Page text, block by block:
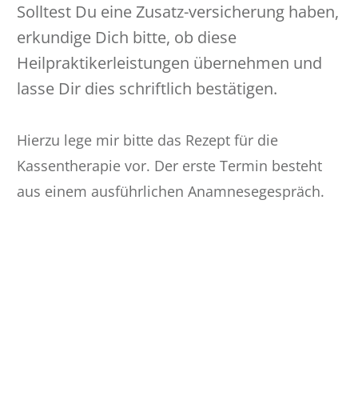
Solltest Du eine Zusatz-versicherung haben,
erkundige Dich bitte, ob diese
Heilpraktikerleistungen übernehmen und
lasse Dir dies schriftlich bestätigen.
Hierzu lege mir bitte das Rezept für die
Kassentherapie vor. Der erste Termin besteht
aus einem ausführlichen Anamnesegespräch.